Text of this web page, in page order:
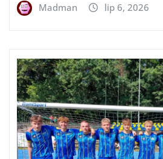
Madman lip 6, 2026